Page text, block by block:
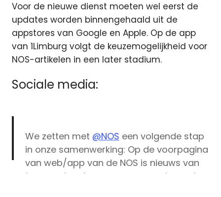
Voor de nieuwe dienst moeten wel eerst de
updates worden binnengehaald uit de
appstores van Google en Apple. Op de app
van 1Limburg volgt de keuzemogelijkheid voor
NOS-artikelen in een later stadium.
Sociale media:
We zetten met @NOS een volgende stap
in onze samenwerking: Op de voorpagina
van web/app van de NOS is nieuws van
twee regionale omroepen naar keuze te